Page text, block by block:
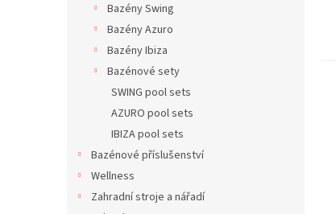
Bazény Swing
Bazény Azuro
Bazény Ibiza
Bazénové sety
SWING pool sets
AZURO pool sets
IBIZA pool sets
Bazénové příslušenství
Wellness
Zahradní stroje a nářadí